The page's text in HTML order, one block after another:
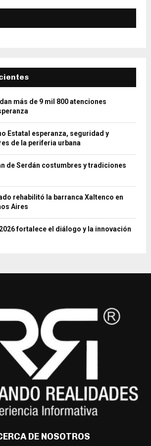
más de 9 mil 800 atenciones
Estatal esperanza, seguridad y
de la periferia urbana
de Serdán costumbres y tradiciones
rehabilitó la barranca Xaltenco en
Aires
fortalece el diálogo y la innovación
DE NOSOTROS